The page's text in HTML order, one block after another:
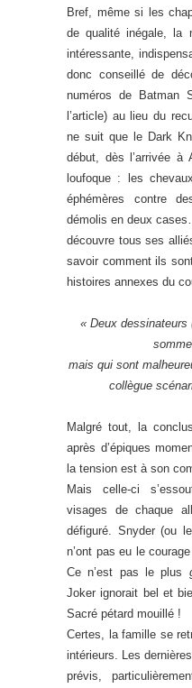
Bref, même si les
de qualité inégale, la
intéressante,
donc conseillé de
numéros de Batman
l’article) au lieu du
ne suit que le Dark
début, dès l’arrivée à
loufoque : les
éphémères contre
démolis en deux
découvre tous ses
savoir comment ils
histoires annexes du
« Deux dessinateurs
mais qui sont
collègue
Malgré tout, la
après d’épiques
la tension est à son
Mais celle-ci
visages de chaque
défiguré. Snyder (ou
n’ont pas eu le
Ce n’est pas le plus
Joker ignorait bel et
Sacré pétard mouillé !
Certes, la famille se
intérieurs. Les
prévis,